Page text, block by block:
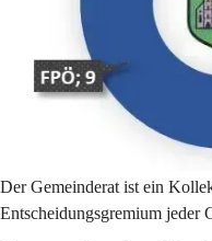
Der Gemeinderat ist ein
Entscheidungsgremium jeder